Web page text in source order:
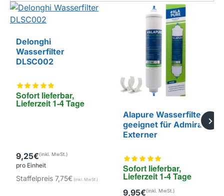
Sofort lieferbar,
Lieferzeit 1-4 Tage
Delonghi
Wasserfilter
DLSC002
9,25€
pro Einheit
Staffelpreis 7,75€
Sofort lieferbar,
Lieferzeit 1-4 Tage
Alapure Wasserfilter
geeignet für Admiral
Externer
9,95€